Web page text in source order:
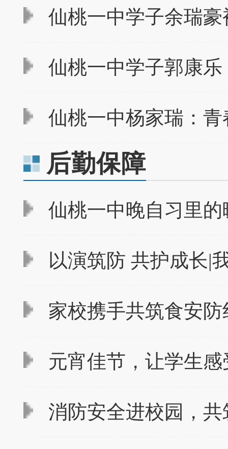
仙桃一中学子余瑞豪
仙桃一中学子郭康乐
仙桃一中杨家瑞：青
后勤保障
仙桃一中晚自习里的
以演筑防 共护成长|
家校携手共筑食安防
元宵佳节，让学生感
消防安全进校园，共